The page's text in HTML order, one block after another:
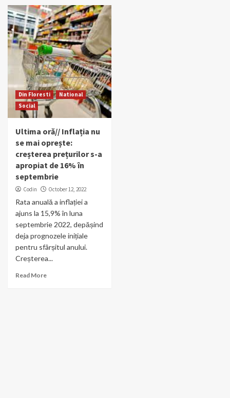
Din Floresti
National
Social
Ultima oră// Inflația nu
se mai oprește:
creșterea prețurilor s-a
apropiat de 16% în
septembrie
Codin October 12, 2022
Rata anuală a inflației a
ajuns la 15,9% în luna
septembrie 2022, depășind
deja prognozele inițiale
pentru sfârșitul anului.
Creșterea...
Read More